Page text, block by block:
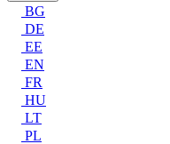
BG
DE
EE
EN
FR
HU
LT
PL